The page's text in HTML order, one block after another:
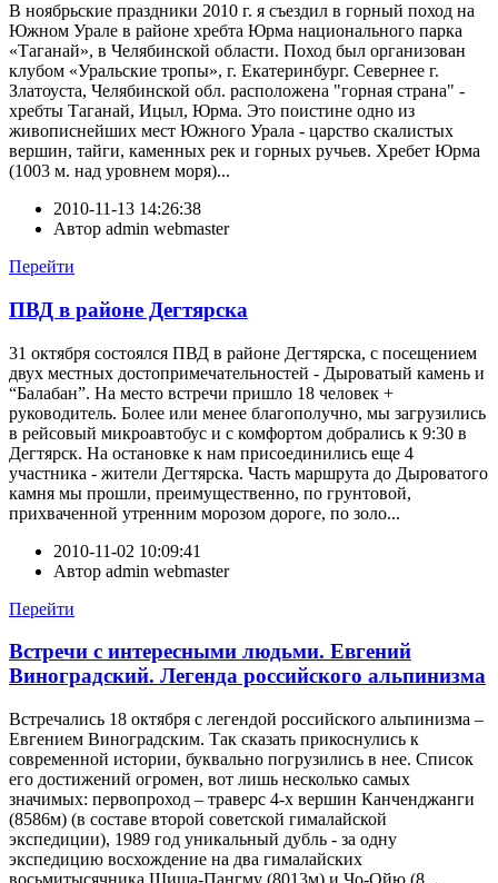
В ноябрьские праздники 2010 г. я съездил в горный поход на
Южном Урале в районе хребта Юрма национального парка
«Таганай», в Челябинской области. Поход был организован
клубом «Уральские тропы», г. Екатеринбург. Севернее г.
Златоуста, Челябинской обл. расположена "горная страна" -
хребты Таганай, Ицыл, Юрма. Это поистине одно из
живописнейших мест Южного Урала - царство скалистых
вершин, тайги, каменных рек и горных ручьев. Хребет Юрма
(1003 м. над уровнем моря)...
2010-11-13 14:26:38
Автор admin webmaster
Перейти
ПВД в районе Дегтярска
31 октября состоялся ПВД в районе Дегтярска, с посещением
двух местных достопримечательностей - Дыроватый камень и
“Балабан”. На место встречи пришло 18 человек +
руководитель. Более или менее благополучно, мы загрузились
в рейсовый микроавтобус и с комфортом добрались к 9:30 в
Дегтярск. На остановке к нам присоединились еще 4
участника - жители Дегтярска. Часть маршрута до Дыроватого
камня мы прошли, преимущественно, по грунтовой,
прихваченной утренним морозом дороге, по золо...
2010-11-02 10:09:41
Автор admin webmaster
Перейти
Встречи с интересными людьми. Евгений
Виноградский. Легенда российского альпинизма
Встречались 18 октября с легендой российского альпинизма –
Евгением Виноградским. Так сказать прикоснулись к
современной истории, буквально погрузились в нее. Список
его достижений огромен, вот лишь несколько самых
значимых: первопроход – траверс 4-х вершин Канченджанги
(8586м) (в составе второй советской гималайской
экспедиции), 1989 год уникальный дубль - за одну
экспедицию восхождение на два гималайских